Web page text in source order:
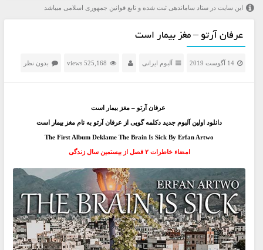
این سایت در ستاد ساماندهی ثبت شده و تابع قوانین جمهوری اسلامی میباشد
عرفان آرتو – مغز بیمار است
14 آگوست 2019 آلبوم ایرانی 525,168 views بدون نظر
عرفان آرتو – مغز بیمار است
دانلود اولین آلبوم جدید دکلمه گویی از عرفان آرتو به نام مغز بیمار است
The First Album Deklame The Brain Is Sick By Erfan Artwo
امضاء خاطرات ۲ فصل از بیستمین سال زندگی